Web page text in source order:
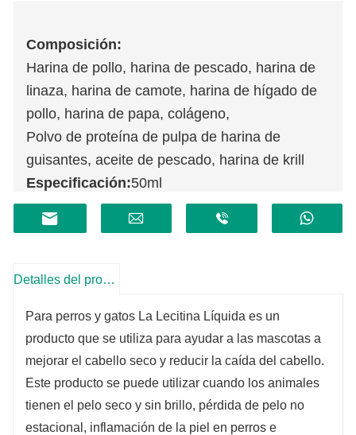
Composición:
Harina de pollo, harina de pescado, harina de
linaza, harina de camote, harina de hígado de
pollo, harina de papa, colágeno,
Polvo de proteína de pulpa de harina de
guisantes, aceite de pescado, harina de krill
Especificación:50ml
Almacenamiento:Conservar en un lugar fresco
y seco.
Detalles del producto
Para perros y gatos La Lecitina Líquida es un
producto que se utiliza para ayudar a las mascotas a
mejorar el cabello seco y reducir la caída del cabello.
Este producto se puede utilizar cuando los animales
tienen el pelo seco y sin brillo, pérdida de pelo no
estacional, inflamación de la piel en perros e